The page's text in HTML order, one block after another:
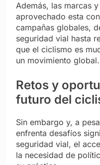
Además, las marcas
aprovechado esta
campañas globales,
seguridad vial hasta
que el ciclismo es
un movimiento global.
Retos y
futuro del
Sin embargo y, a
enfrenta desafíos
seguridad vial, el
la necesidad de